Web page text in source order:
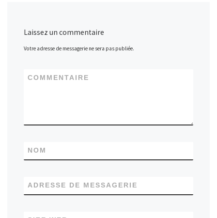
Laissez un commentaire
Votre adresse de messagerie ne sera pas publiée.
COMMENTAIRE
NOM
ADRESSE DE MESSAGERIE